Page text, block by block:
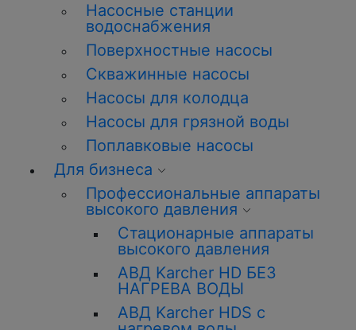
Насосные станции
водоснабжения
Поверхностные насосы
Скважинные насосы
Насосы для колодца
Насосы для грязной воды
Поплавковые насосы
Для бизнеса
Профессиональные аппараты
высокого давления
Стационарные аппараты
высокого давления
АВД Karcher HD БЕЗ
НАГРЕВА ВОДЫ
АВД Karcher HDS с